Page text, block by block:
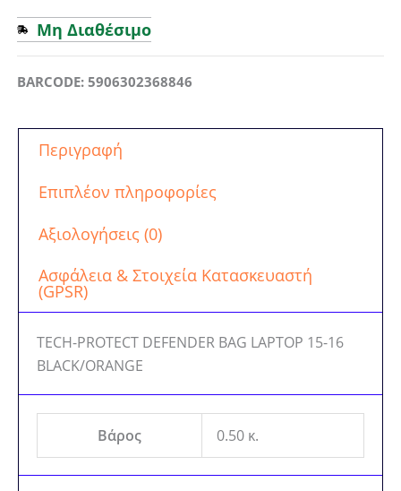
Μη Διαθέσιμο
BARCODE: 5906302368846
Περιγραφή
Επιπλέον πληροφορίες
Αξιολογήσεις (0)
Ασφάλεια & Στοιχεία Κατασκευαστή
(GPSR)
TECH-PROTECT DEFENDER BAG LAPTOP 15-16
BLACK/ORANGE
Βάρος 0.50 κ.